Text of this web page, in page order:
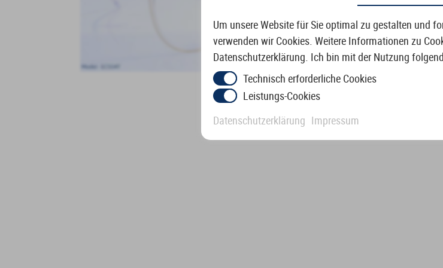
Um unsere Website für Sie optimal zu gestalten und
verwenden wir Cookies. Weitere Informationen zu
Datenschutzerklärung. Ich bin mit der Nutzung
Technisch erforderliche Cookies
Leistungs-Cookies
Datenschutzerklärung Impressum
Das Model